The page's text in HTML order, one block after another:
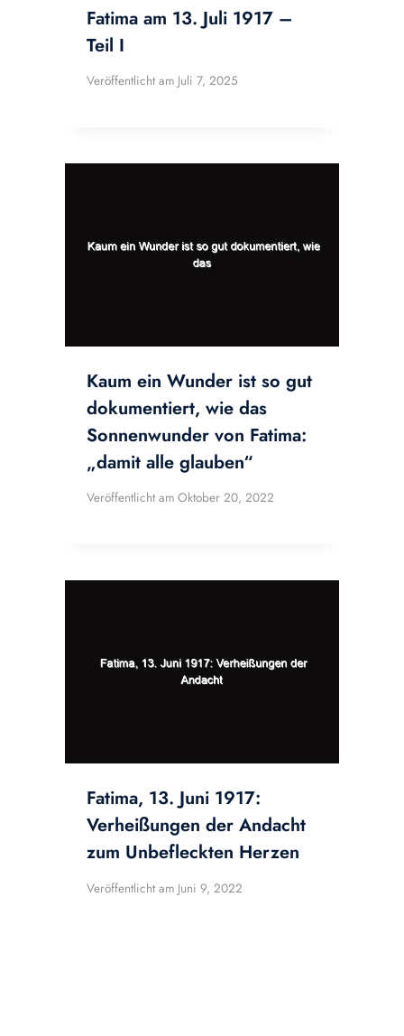
Fatima am 13. Juli 1917 –
Teil I
Veröffentlicht am Juli 7, 2025
Kaum ein Wunder ist so gut
dokumentiert, wie das
Sonnenwunder von Fatima:
„damit alle glauben“
Veröffentlicht am Oktober 20, 2022
Fatima, 13. Juni 1917:
Verheißungen der Andacht
zum Unbefleckten Herzen
Veröffentlicht am Juni 9, 2022